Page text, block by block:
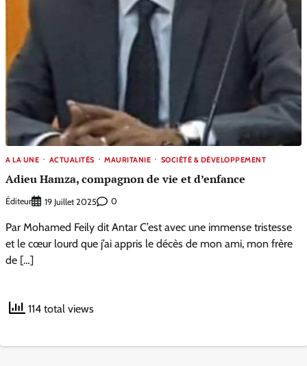
A LA UNE ACTUALITÉS MAURITANIE SOCIÉTÉ & DÉVELOPPEMENT
Adieu Hamza, compagnon de vie et d’enfance
Éditeur 19 Juillet 2025 0
Par Mohamed Feily dit Antar C’est avec une immense tristesse
et le cœur lourd que j’ai appris le décès de mon ami, mon frère
de […]
114 total views